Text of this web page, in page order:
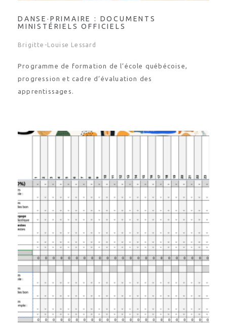
DANSE·PRIMAIRE : DOCUMENTS
MINISTÉRIELS OFFICIELS
Brigitte-Louise Lessard
Programme de formation de l’école québécoise,
progression et cadre d’évaluation des
apprentissages.